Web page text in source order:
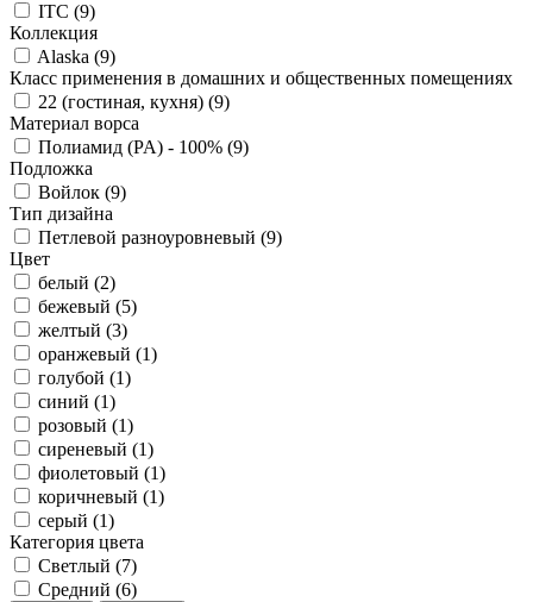
ITC (9)
Коллекция
Alaska (9)
Класс применения в домашних и общественных помещениях
22 (гостиная, кухня) (9)
Материал ворса
Полиамид (PA) - 100% (9)
Подложка
Войлок (9)
Тип дизайна
Петлевой разноуровневый (9)
Цвет
белый (2)
бежевый (5)
желтый (3)
оранжевый (1)
голубой (1)
синий (1)
розовый (1)
сиреневый (1)
фиолетовый (1)
коричневый (1)
серый (1)
Категория цвета
Светлый (7)
Средний (6)